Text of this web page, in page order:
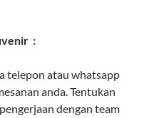
:
telepon atau whatsapp
anda. Tentukan
dengan team